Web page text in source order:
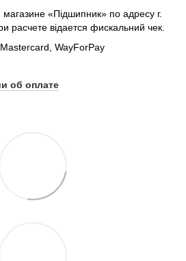
«Підшипник» по адресу г.
расчете відается фискальний чек.
WayForPay
об оплате